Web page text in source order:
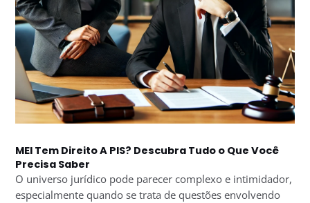
MEI Tem Direito A PIS? Descubra Tudo o Que Você
Precisa Saber
O universo jurídico pode parecer complexo e intimidador,
especialmente quando se trata de questões envolvendo